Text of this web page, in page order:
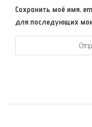
Сохранить моё имя,
для последующих